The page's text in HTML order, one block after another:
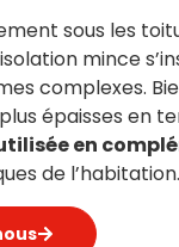
sous les
mince
complexes.
épaisses en
en
de l’habitation.